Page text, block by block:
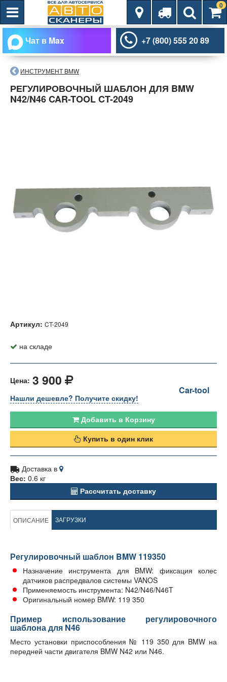
0
Чат в Max +7 (800) 555 20 89
ИНСТРУМЕНТ BMW
РЕГУЛИРОВОЧНЫЙ ШАБЛОН ДЛЯ BMW
N42/N46 CAR-TOOL CT-2049
Артикул: CT-2049
на складе
Цена: 3 900
Car-tool
Нашли дешевле? Получите скидку!
Добавить в Корзину
Купить в один клик
Доставка в
Вес: 0.6 кг
Рассчитать доставку
ОПИСАНИЕ ЗАГРУЗКИ
Регулировочный шаблон BMW 119350
Назначение инструмента для BMW: фиксация колес
датчиков распредвалов системы VANOS
Применяемость инструмента: N42/N46/N46T
Оригинальный номер BMW: 119 350
Пример использование регулировочного
шаблона для N46
Место установки приспособления № 119 350 для BMW на
передней части двигателя BMW N42 или N46.